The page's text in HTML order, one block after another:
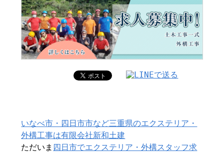
いなべ市・四日市市など三重県のエクステリア・
外構工事は有限会社新和土建
ただいま 四日市でエクステリア・外構スタッフ求